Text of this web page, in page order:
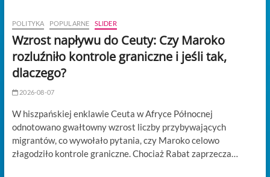
POLITYKA POPULARNE SLIDER
Wzrost napływu do Ceuty: Czy Maroko
rozluźniło kontrole graniczne i jeśli tak,
dlaczego?
2026-08-07
W hiszpańskiej enklawie Ceuta w Afryce Północnej
odnotowano gwałtowny wzrost liczby przybywających
migrantów, co wywołało pytania, czy Maroko celowo
złagodziło kontrole graniczne. Chociaż Rabat zaprzecza…